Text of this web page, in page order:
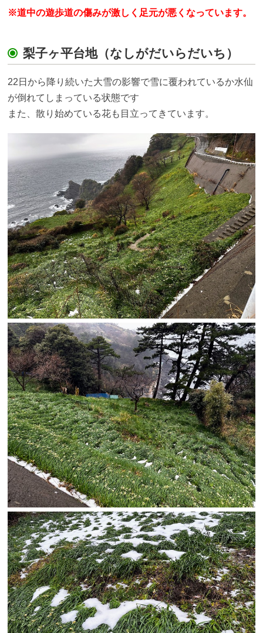
※道中の遊歩道の傷みが激しく足元が悪くなっています。
梨子ヶ平台地（なしがだいらだいち）
22日から降り続いた大雪の影響で雪に覆われているか水仙
が倒れてしまっている状態です
また、散り始めている花も目立ってきています。